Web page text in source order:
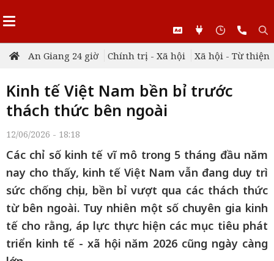
An Giang 24 giờ Chính trị - Xã hội Xã hội - Từ thiện
Kinh tế Việt Nam bền bỉ trước
thách thức bên ngoài
12/06/2026 - 18:18
Các chỉ số kinh tế vĩ mô trong 5 tháng đầu năm
nay cho thấy, kinh tế Việt Nam vẫn đang duy trì
sức chống chịu, bền bỉ vượt qua các thách thức
từ bên ngoài. Tuy nhiên một số chuyên gia kinh
tế cho rằng, áp lực thực hiện các mục tiêu phát
triển kinh tế - xã hội năm 2026 cũng ngày càng